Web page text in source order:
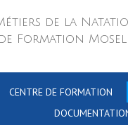
de la
Formation
CENTRE DE FORMATION